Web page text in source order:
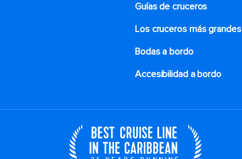
Guías de cruceros
Los cruceros más grandes
Bodas a bordo
Accesibilidad a bordo